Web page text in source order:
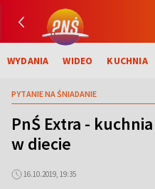
WYDANIA WIDEO KUCHNIA
PYTANIE NA ŚNIADANIE
PnŚ Extra -
w diecie
16.10.2019, 19:35